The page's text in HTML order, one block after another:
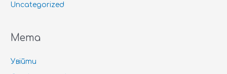
Uncategorized
Мета
Увійти